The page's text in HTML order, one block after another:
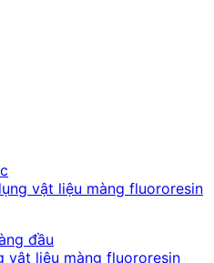
vật liệu màng fluororesin
đầu
vật liệu màng fluororesin